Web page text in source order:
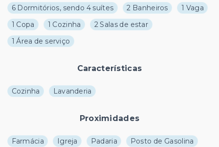
6 Dormitórios, sendo 4 suítes 2 Banheiros
1 Vaga
1 Copa
1 Cozinha
2 Salas de estar
1 Área de serviço
Características
Cozinha Lavanderia
Proximidades
Farmácia Igreja Padaria
Posto de Gasolina